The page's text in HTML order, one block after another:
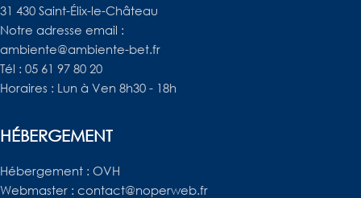
31 430 Saint-Élix-le-Château
Notre adresse email :
ambiente@ambiente-bet.fr
Tél : 05 61 97 80 20
Horaires : Lun à Ven 8h30 - 18h
HÉBERGEMENT
Hébergement : OVH
Webmaster : contact@noperweb.fr